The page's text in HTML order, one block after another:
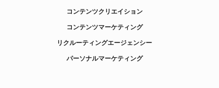
コンテンツクリエイション
コンテンツマーケティング
リクルーティングエージェンシー
パーソナルマーケティング